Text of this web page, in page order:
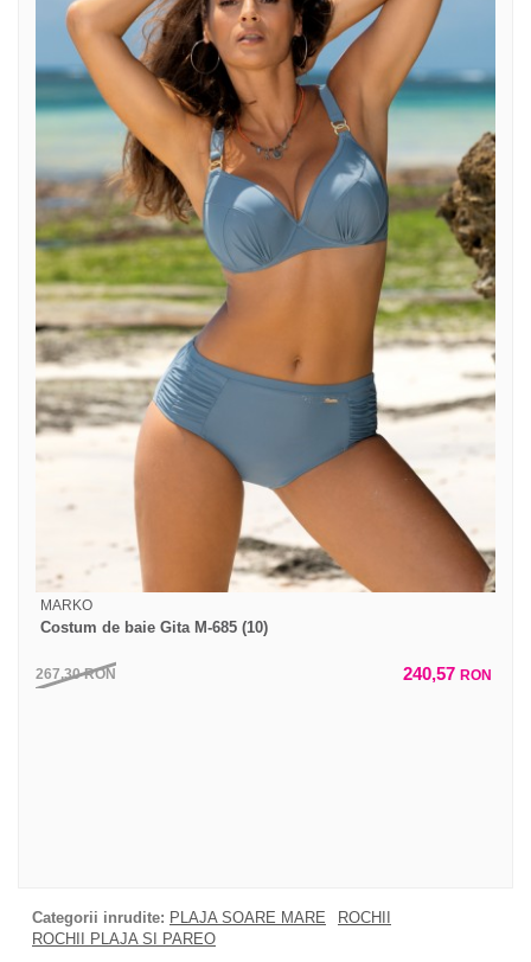
MARKO
Costum de baie Gita M-685 (10)
267,30RON 240,57 RON
Categorii inrudite: PLAJA SOARE MARE
ROCHII
ROCHII PLAJA SI PAREO